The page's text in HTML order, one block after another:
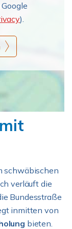
).
schwäbischen
verläuft die
Bundesstraße
inmitten von
bieten.